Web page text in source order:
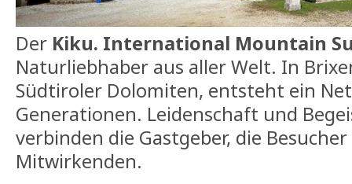
Der Kiku. International Mountain
Naturliebhaber aus aller Welt. In
Südtiroler Dolomiten, entsteht ein
Generationen. Leidenschaft und
verbinden die Gastgeber, die
Mitwirkenden.